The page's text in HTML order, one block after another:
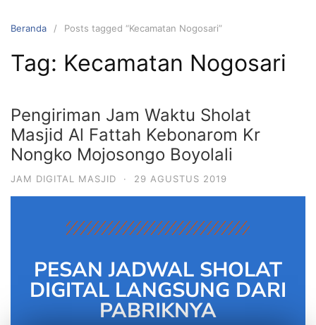
Beranda Posts tagged “Kecamatan Nogosari”
Tag: Kecamatan Nogosari
Pengiriman Jam Waktu Sholat
Masjid Al Fattah Kebonarom Kr
Nongko Mojosongo Boyolali
JAM DIGITAL MASJID · 29 AGUSTUS 2019
PESAN JADWAL SHOLAT
DIGITAL LANGSUNG DARI
PABRIKNYA